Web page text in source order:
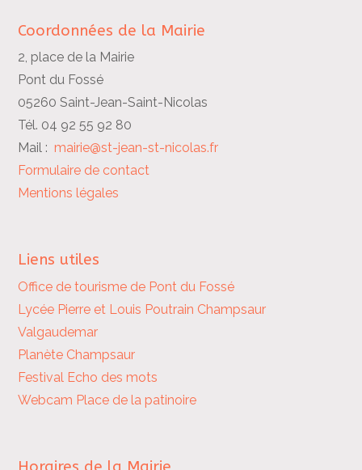
Coordonnées de la Mairie
2, place de la Mairie
Pont du Fossé
05260 Saint-Jean-Saint-Nicolas
Tél. 04 92 55 92 80
Mail :mairie@st-jean-st-nicolas.fr
Formulaire de contact
Mentions légales
Liens utiles
Office de tourisme de Pont du Fossé
Lycée Pierre et Louis Poutrain Champsaur
Valgaudemar
Planète Champsaur
Festival Echo des mots
Webcam Place de la patinoire
Horaires de la Mairie